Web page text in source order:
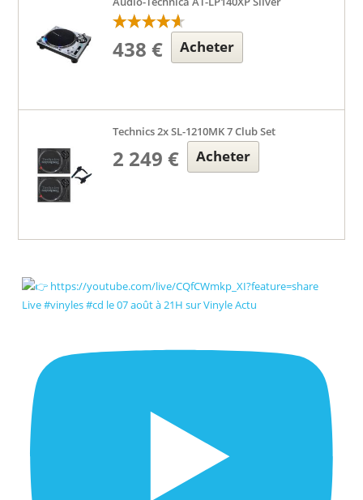
438 € Acheter
Technics 2x SL-1210MK 7 Club Set
2 249 € Acheter
Live #vinyles #cd le 07 août à 21H sur Vinyle Actu